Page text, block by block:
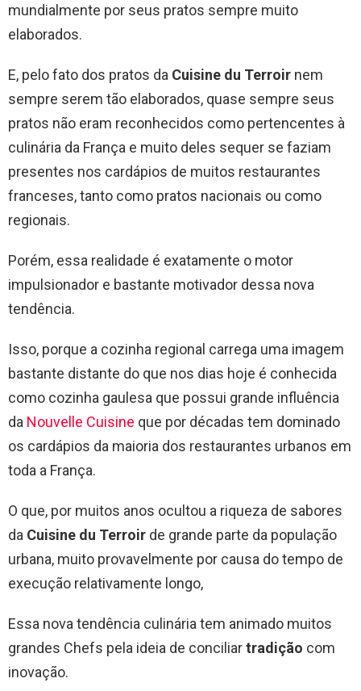
mundialmente por seus pratos sempre muito
elaborados.
E, pelo fato dos pratos da Cuisine du Terroir nem
sempre serem tão elaborados, quase sempre seus
pratos não eram reconhecidos como pertencentes à
culinária da França e muito deles sequer se faziam
presentes nos cardápios de muitos restaurantes
franceses, tanto como pratos nacionais ou como
regionais.
Porém, essa realidade é exatamente o motor
impulsionador e bastante motivador dessa nova
tendência.
Isso, porque a cozinha regional carrega uma imagem
bastante distante do que nos dias hoje é conhecida
como cozinha gaulesa que possui grande influência
da Nouvelle Cuisine que por décadas tem dominado
os cardápios da maioria dos restaurantes urbanos em
toda a França.
O que, por muitos anos ocultou a riqueza de sabores
da Cuisine du Terroir de grande parte da população
urbana, muito provavelmente por causa do tempo de
execução relativamente longo,
Essa nova tendência culinária tem animado muitos
grandes Chefs pela ideia de conciliartradição com
inovação.